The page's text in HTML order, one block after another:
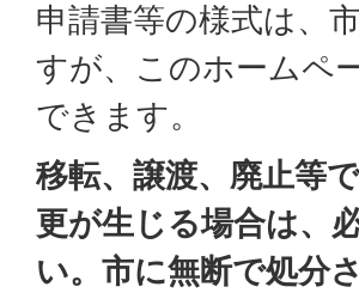
申請書等の様式は、
すが、このホームペ
できます。
移転、譲渡、廃止等
更が生じる場合は、
い。市に無断で処分